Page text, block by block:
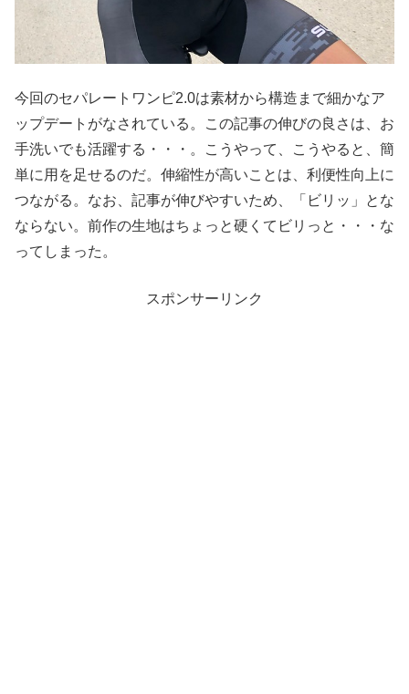
今回のセパレートワンピ2.0は素材から構造まで細かなア
ップデートがなされている。この記事の伸びの良さは、お
手洗いでも活躍する・・・。こうやって、こうやると、簡
単に用を足せるのだ。伸縮性が高いことは、利便性向上に
つながる。なお、記事が伸びやすいため、「ビリッ」とな
ならない。前作の生地はちょっと硬くてビリっと・・・な
ってしまった。
スポンサーリンク